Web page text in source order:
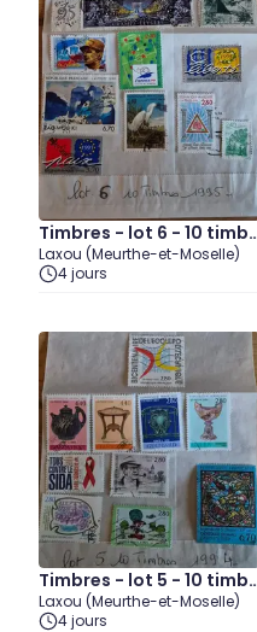
Timbres - lot 6 - 10 timbr
es 1995
Laxou (Meurthe-et-Moselle)
4 jours
Timbres - lot 5 - 10 timbr
es 1994
Laxou (Meurthe-et-Moselle)
4 jours